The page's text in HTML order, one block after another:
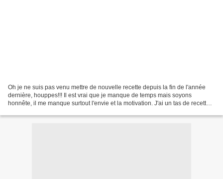
Oh je ne suis pas venu mettre de nouvelle recette depuis la fin de l'année
dernière, houppes!!! Il est vrai que je manque de temps mais soyons
honnête, il me manque surtout l'envie et la motivation. J'ai un tas de recettes